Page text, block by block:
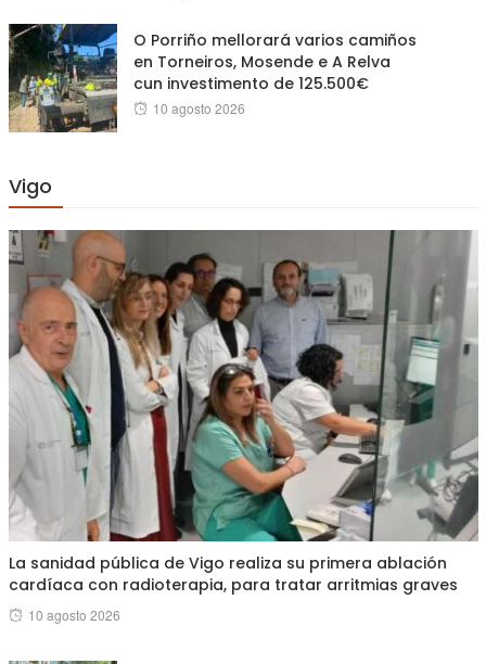
O Porriño mellorará varios camiños
en Torneiros, Mosende e A Relva
cun investimento de 125.500€
Posted
10 agosto 2026
Vigo
La sanidad pública de Vigo realiza su primera ablación
cardíaca con radioterapia, para tratar arritmias graves
Posted
10 agosto 2026